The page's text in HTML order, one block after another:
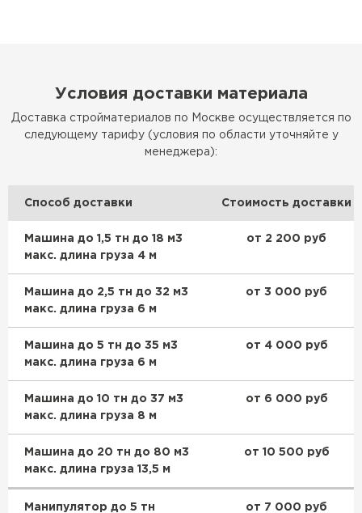
Условия доставки материала
Доставка стройматериалов по Москве осуществляется по
следующему тарифу (условия по области уточняйте у
менеджера):
Способ доставки Стоимость доставки
Машина до 1,5 тн до 18 м3
макс. длина груза 4 м
от 2 200 руб
Машина до 2,5 тн до 32 м3
макс. длина груза 6 м
от 3 000 руб
Машина до 5 тн до 35 м3
макс. длина груза 6 м
от 4 000 руб
Машина до 10 тн до 37 м3
макс. длина груза 8 м
от 6 000 руб
Машина до 20 тн до 80 м3
макс. длина груза 13,5 м
от 10 500 руб
Манипулятор до 5 тн
от 7 000 руб
Софиты
ПЕРЕЙТИ